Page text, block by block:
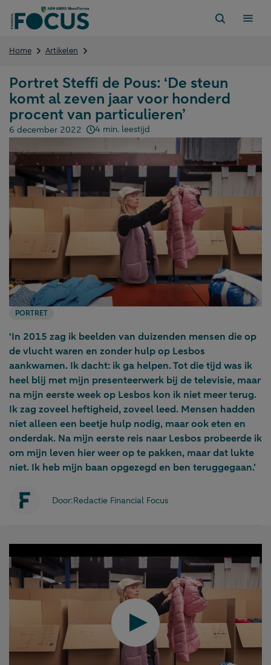
naar
Home Artikelen
Pous:
‘De
steun
komt
al
jaar
voor
honderd
procent
van
particulieren’
Portret Steffi de Pous: ‘De steun
komt al zeven jaar voor honderd
procent van particulieren’
Gepubliceerd op:
6 december 2022 4 min. leestijd
PORTRET
‘In 2015 zag ik beelden van duizenden mensen die op
de vlucht waren en zonder hulp op Lesbos
aankwamen. Ik dacht: ik ga helpen. Tot die tijd was ik
heel blij met mijn presenteerwerk bij de televisie, maar
na mijn eerste week op Lesbos kon ik niet meer terug.
Ik zag zoveel heftigheid, zoveel leed. Mensen hadden
niet alleen een beetje hulp nodig, maar ook eten en
onderdak. Na mijn eerste reis naar Lesbos probeerde ik
om mijn leven hier weer op te pakken, maar dat lukte
niet. Ik heb mijn baan opgezegd en ben teruggegaan.’
Door:Redactie Financial Focus
Play